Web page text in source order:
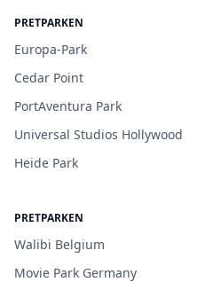
PRETPARKEN
Europa-Park
Cedar Point
PortAventura Park
Universal Studios Hollywood
Heide Park
PRETPARKEN
Walibi Belgium
Movie Park Germany